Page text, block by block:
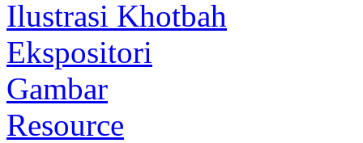
Ilustrasi Khotbah
Ekspositori
Gambar
Resource